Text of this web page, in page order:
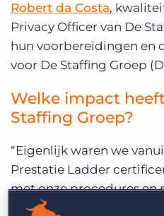
Robert da Costa,
Privacy Officer van De
hun voorbereidingen en
voor De Staffing Groep
Welke impact
Staffing Groep?
“Eigenlijk waren we
Prestatie Ladder
met onze procedures en
er dus met de komst van